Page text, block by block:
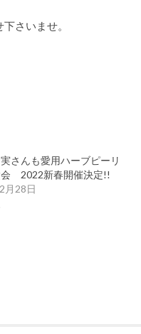
さいませ。
さんも愛用ハーブピーリ
会 2022新春開催決定!!
月28日